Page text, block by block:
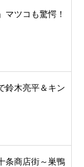
マツコも驚愕！
鈴木亮平＆キン
条商店街～巣鴨